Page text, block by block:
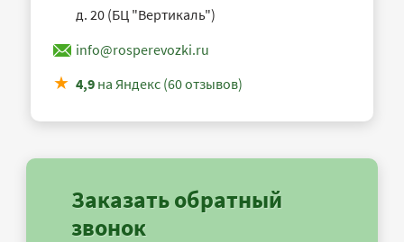
д. 20 (БЦ "Вертикаль")
info@rosperevozki.ru
4,9 на Яндекс (60 отзывов)
Заказать обратный
звонок